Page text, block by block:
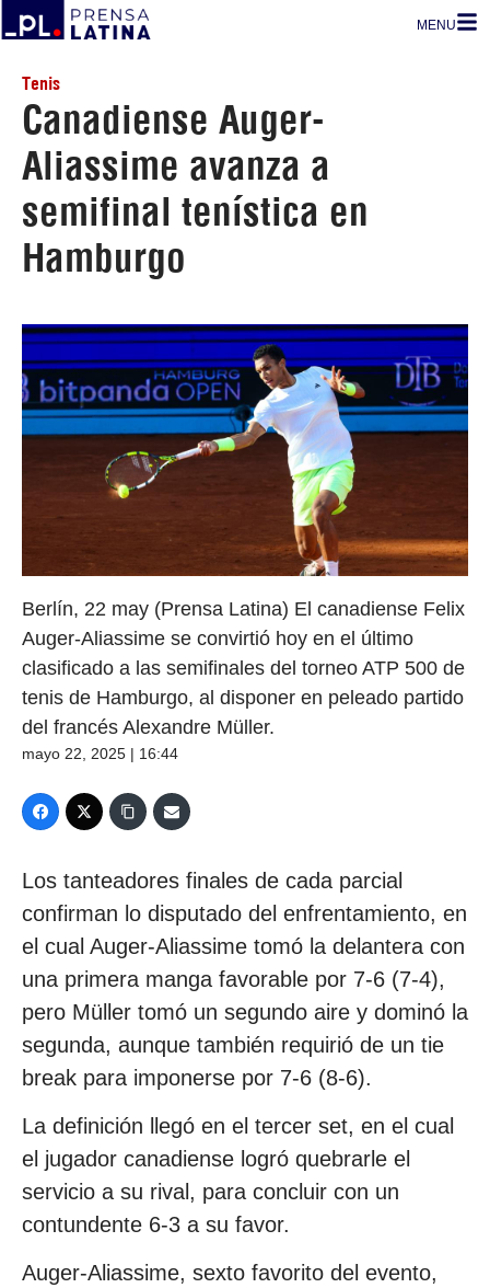
MENU
Tenis
Canadiense Auger-
Aliassime avanza a
semifinal tenística en
Hamburgo
Berlín, 22 may (Prensa Latina) El canadiense Felix
Auger-Aliassime se convirtió hoy en el último
clasificado a las semifinales del torneo ATP 500 de
tenis de Hamburgo, al disponer en peleado partido
del francés Alexandre Müller.
mayo 22, 2025 | 16:44
Los tanteadores finales de cada parcial
confirman lo disputado del enfrentamiento, en
el cual Auger-Aliassime tomó la delantera con
una primera manga favorable por 7-6 (7-4),
pero Müller tomó un segundo aire y dominó la
segunda, aunque también requirió de un tie
break para imponerse por 7-6 (8-6).
La definición llegó en el tercer set, en el cual
el jugador canadiense logró quebrarle el
servicio a su rival, para concluir con un
contundente 6-3 a su favor.
Auger-Aliassime, sexto favorito del evento,